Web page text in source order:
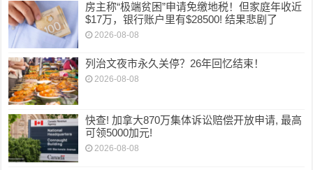
房主称“极端贫困”申请免缴地税！但家庭年收近
$17万，银行账户里有$28500! 结果悲剧了
2026-08-08
列治文夜市永久关停？26年回忆结束！
2026-08-08
快查! 加拿大870万集体诉讼赔偿开放申请, 最高
可领5000加元!
2026-08-08